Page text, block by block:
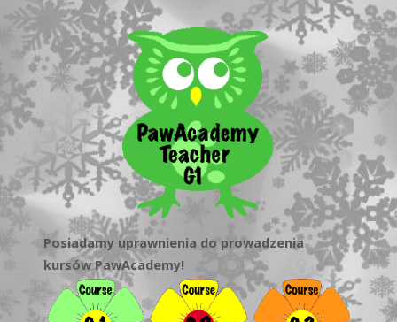
Posiadamy uprawnienia do prowadzenia
kursów PawAcademy!